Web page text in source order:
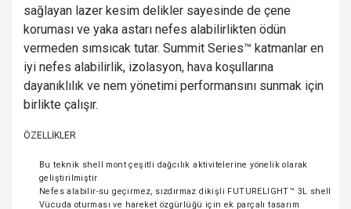
sağlayan lazer kesim delikler sayesinde de çene
koruması ve yaka astarı nefes alabilirlikten ödün
vermeden sımsıcak tutar. Summit Series™ katmanlar en
iyi nefes alabilirlik, izolasyon, hava koşullarına
dayanıklılık ve nem yönetimi performansını sunmak için
birlikte çalışır.
ÖZELLİKLER
Bu teknik shell mont çeşitli dağcılık aktivitelerine yönelik olarak
geliştirilmiştir
Nefes alabilir-su geçirmez, sızdırmaz dikişli FUTURELIGHT™ 3L shell
Vücuda oturması ve hareket özgürlüğü için ek parçalı tasarım